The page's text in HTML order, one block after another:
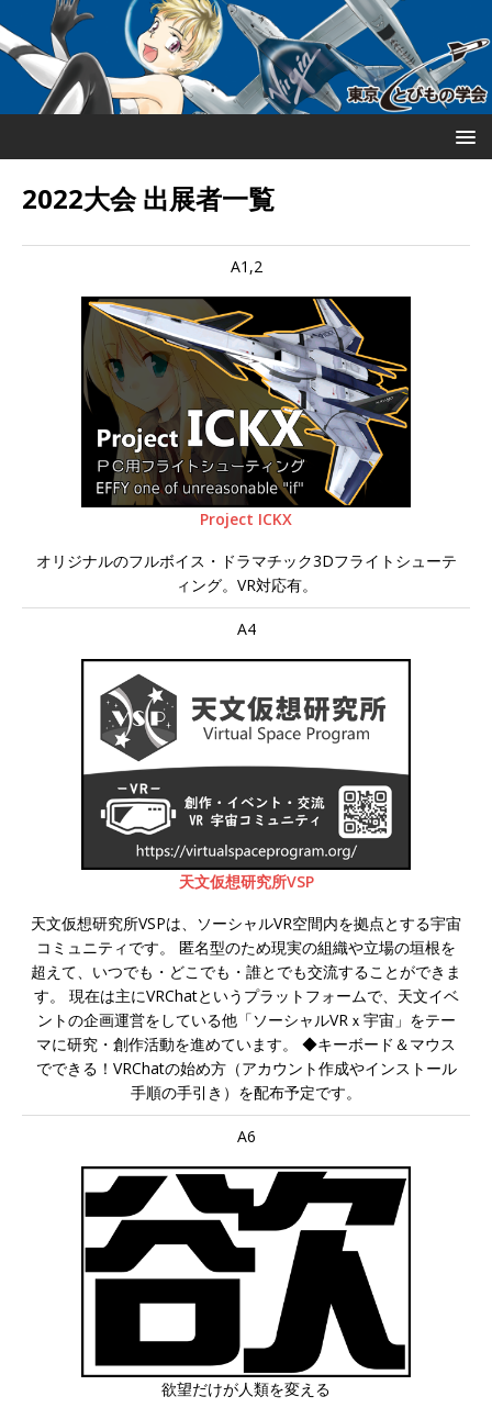
2022大会 出展者一覧
A1,2
Project ICKX
オリジナルのフルボイス・ドラマチック3Dフライトシューテ
ィング。VR対応有。
A4
天文仮想研究所VSP
天文仮想研究所VSPは、ソーシャルVR空間内を拠点とする宇宙
コミュニティです。 匿名型のため現実の組織や立場の垣根を
超えて、いつでも・どこでも・誰とでも交流することができま
す。 現在は主にVRChatというプラットフォームで、天文イベ
ントの企画運営をしている他「ソーシャルVRｘ宇宙」をテー
マに研究・創作活動を進めています。 ◆キーボード＆マウス
でできる！VRChatの始め方（アカウント作成やインストール
手順の手引き）を配布予定です。
A6
欲望だけが人類を変える